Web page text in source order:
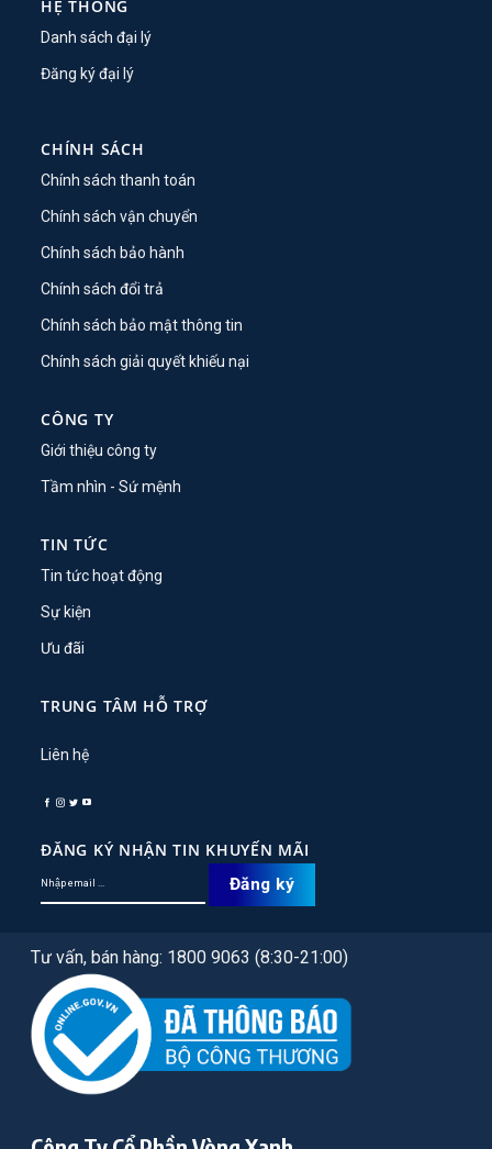
HỆ THỐNG
Danh sách đại lý
Đăng ký đại lý
CHÍNH SÁCH
Chính sách thanh toán
Chính sách vận chuyển
Chính sách bảo hành
Chính sách đổi trả
Chính sách bảo mật thông tin
Chính sách giải quyết khiếu nại
CÔNG TY
Giới thiệu công ty
Tầm nhìn - Sứ mệnh
TIN TỨC
Tin tức hoạt động
Sự kiện
Ưu đãi
TRUNG TÂM HỖ TRỢ
Liên hệ
ĐĂNG KÝ NHẬN TIN KHUYẾN MÃI
Tư vấn, bán hàng: 1800 9063 (8:30-21:00)